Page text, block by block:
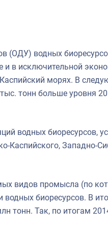
(ОДУ) водных
и в исключительной
морях. В
тонн больше уровня
водных биоресурсов,
Каспийского, Западно-
видов промысла (по
биоресурсов. В
тонн. Так, по итогам